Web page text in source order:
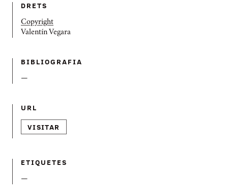
DRETS
Copyright
Valentín Vegara
BIBLIOGRAFIA
—
URL
VISITAR
ETIQUETES
—